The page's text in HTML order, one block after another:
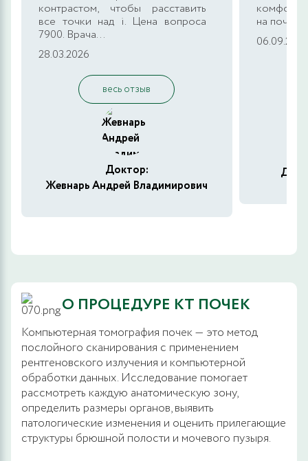
контрастом, чтобы расставить
все точки над i. Цена вопроса
7900. Врача...
28.03.2026
весь отзыв
Доктор:
Жевнарь Андрей Владимирович
на почту,
06.09.2025
О ПРОЦЕДУРЕ КТ ПОЧЕК
Компьютерная томография почек — это метод
послойного сканирования с применением
рентгеновского излучения и компьютерной
обработки данных. Исследование помогает
рассмотреть каждую анатомическую зону,
определить размеры органов, выявить
патологические изменения и оценить прилегающие
структуры брюшной полости и мочевого пузыря.